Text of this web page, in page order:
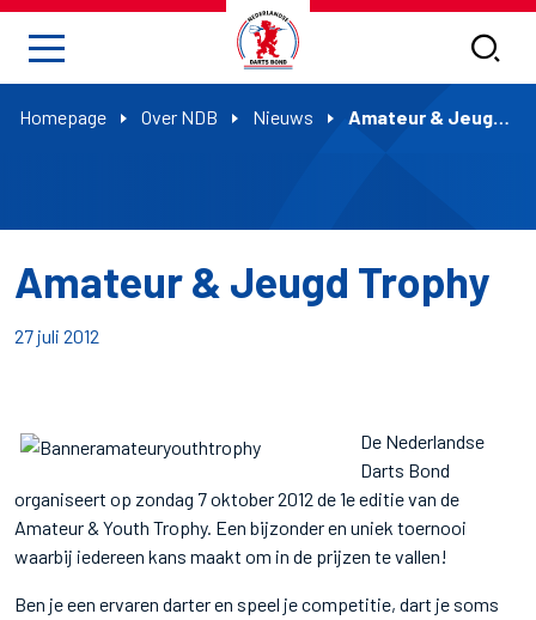
Homepage Over NDB Nieuws Amateur & Jeugd Trophy
Amateur & Jeugd Trophy
27 juli 2012
De Nederlandse
Darts Bond
organiseert op zondag 7 oktober 2012 de 1e editie van de
Amateur & Youth Trophy. Een bijzonder en uniek toernooi
waarbij iedereen kans maakt om in de prijzen te vallen!
Ben je een ervaren darter en speel je competitie, dart je soms